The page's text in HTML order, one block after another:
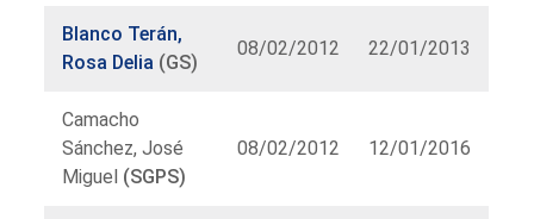
Blanco Terán,
Rosa Delia (GS)
08/02/2012 22/01/2013
Camacho
Sánchez, José
Miguel (SGPS)
08/02/2012 12/01/2016